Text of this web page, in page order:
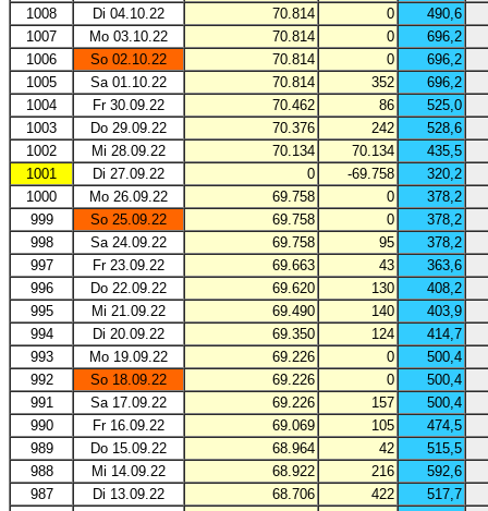
1008
Di 04.10.22 70.814 0
490,6
1007
Mo 03.10.22 70.814 0
696,2
1006
So 02.10.22 70.814 0
696,2
1005
Sa 01.10.22 70.814 352
696,2
1004
Fr 30.09.22 70.462 86
525,0
1003
Do 29.09.22 70.376 242
528,6
1002
Mi 28.09.22 70.134 70.134
435,5
1001
Di 27.09.22 0 -69.758
320,2
1000
Mo 26.09.22 69.758 0
378,2
999
So 25.09.22 69.758 0
378,2
998
Sa 24.09.22 69.758 95
378,2
997
Fr 23.09.22 69.663 43
363,6
996
Do 22.09.22 69.620 130
408,2
995
Mi 21.09.22 69.490 140
403,9
994
Di 20.09.22 69.350 124
414,7
993
Mo 19.09.22 69.226 0
500,4
992
So 18.09.22 69.226 0
500,4
991
Sa 17.09.22 69.226 157
500,4
990
Fr 16.09.22 69.069 105
474,5
989
Do 15.09.22 68.964 42
515,5
988
Mi 14.09.22 68.922 216
592,6
987
Di 13.09.22 68.706 422
517,7